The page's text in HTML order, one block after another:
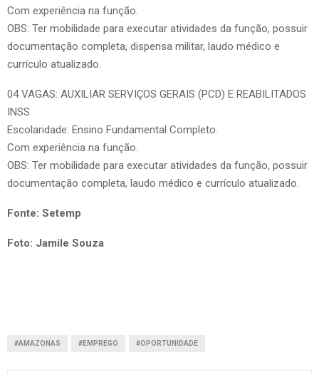
Com experiência na função.
OBS: Ter mobilidade para executar atividades da função, possuir
documentação completa, dispensa militar, laudo médico e
currículo atualizado.
04 VAGAS: AUXILIAR SERVIÇOS GERAIS (PCD) E REABILITADOS
INSS
Escolaridade: Ensino Fundamental Completo.
Com experiência na função.
OBS: Ter mobilidade para executar atividades da função, possuir
documentação completa, laudo médico e currículo atualizado.
Fonte: Setemp
Foto: Jamile Souza
#AMAZONAS #EMPREGO #OPORTUNIDADE